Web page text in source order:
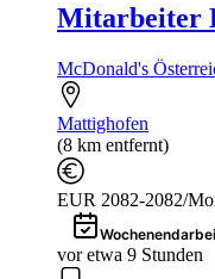
Mitarbeiter
McDonald's
Mattighofen
(8 km entfernt)
EUR 2082-2082/
vor etwa 9 Stunden